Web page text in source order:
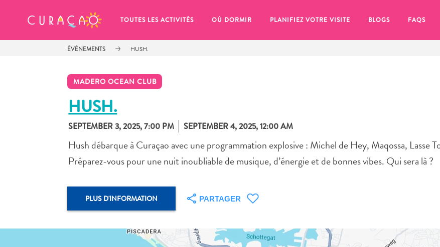
TOUTES LES ACTIVITÉS OÙ DORMIR PLANIFIEZ VOTRE VISITE BLOGS FAQS
ÉVÉNEMENTS HUSH.
MADERO OCEAN CLUB
HUSH.
SEPTEMBER 3, 2025, 7:00 PM SEPTEMBER 4, 2025, 12:00 AM
Hush débarque à Curaçao avec une programmation explosive : Michel de Hey, Maqossa, Lasse
Préparez-vous pour une nuit inoubliable de musique, d’énergie et de bonnes vibes. Qui sera là ?
PLUS D'INFORMATION PARTAGER
MES FAVORIS
It looks like you haven’t saved any
Chaque fois que vous souhaitez enregistrer quelque chose pour plus tard, assurez-vous de cliquer sur le